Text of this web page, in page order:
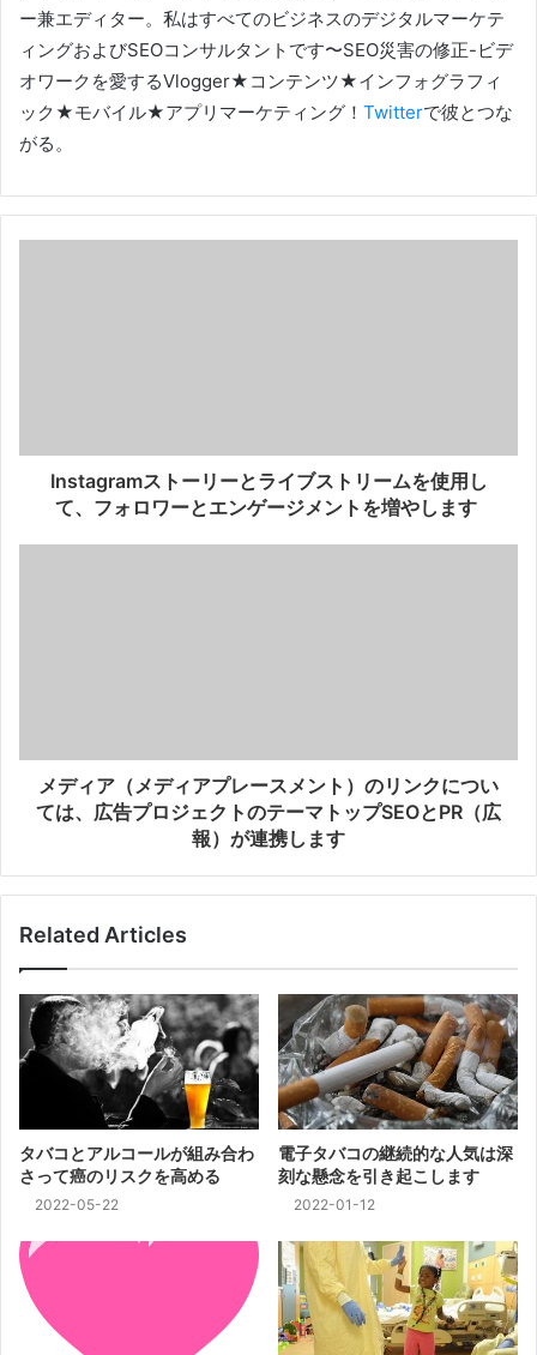
ー兼エディター。 私はすべてのビジネスのデジタルマーケテ
ィングおよびSEOコンサルタントです〜SEO災害の修正-ビデ
オワークを愛するVlogger★コンテンツ★インフォグラフィ
ック★モバイル★アプリマーケティング！ Twitterで彼とつな
がる。
Instagramストーリーとライブストリームを使用し
て、フォロワーとエンゲージメントを増やします
メディア（メディアプレースメント）のリンクについ
ては、広告プロジェクトのテーマトップSEOとPR（広
報）が連携します
Related Articles
タバコとアルコールが組み合わ
さって癌のリスクを高める
2022-05-22
電子タバコの継続的な人気は深
刻な懸念を引き起こします
2022-01-12